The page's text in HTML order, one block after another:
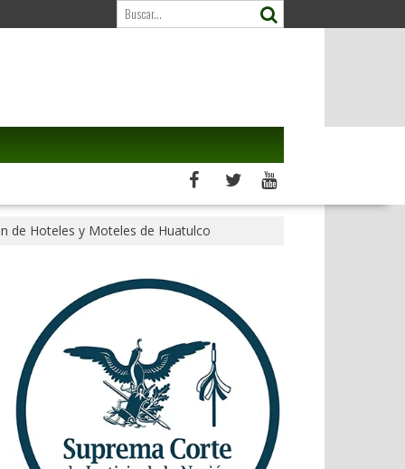
de Hoteles y Moteles de Huatulco